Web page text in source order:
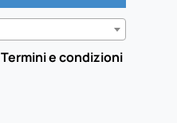
Termini e condizioni